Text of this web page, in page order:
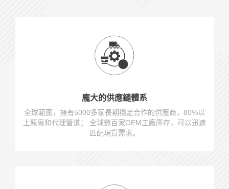
龐大的供應鏈體系
全球範圍，擁有5000多家長期穩定合作的供應商，80%以
上原廠和代理管道； 全球數百家OEM工廠庫存，可以迅速
匹配現貨需求。